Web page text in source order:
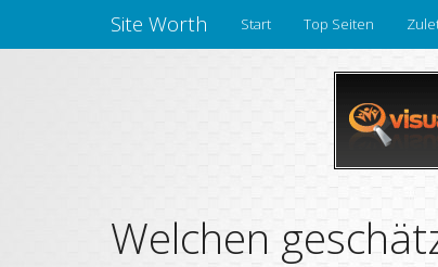
Site Worth Start Top Seiten
Welchen